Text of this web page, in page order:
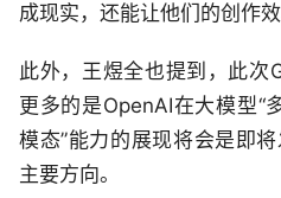
成现实，还能让他们的创作
此外，王煜全也提到，此次
更多的是OpenAI在大模型“
模态”能力的展现将会是即
主要方向。